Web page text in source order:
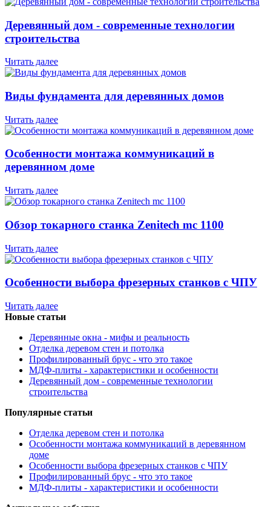
Деревянный дом - современные технологии
строительства
Читать далее
Виды фундамента для деревянных домов
Читать далее
Особенности монтажа коммуникаций в
деревянном доме
Читать далее
Обзор токарного станка Zenitech mc 1100
Читать далее
Особенности выбора фрезерных станков с ЧПУ
Читать далее
Новые статьи
Деревянные окна - мифы и реальность
Отделка деревом стен и потолка
Профилированный брус - что это такое
МДФ-плиты - характеристики и особенности
Деревянный дом - современные технологии
строительства
Популярные статьи
Отделка деревом стен и потолка
Особенности монтажа коммуникаций в деревянном
доме
Особенности выбора фрезерных станков с ЧПУ
Профилированный брус - что это такое
МДФ-плиты - характеристики и особенности